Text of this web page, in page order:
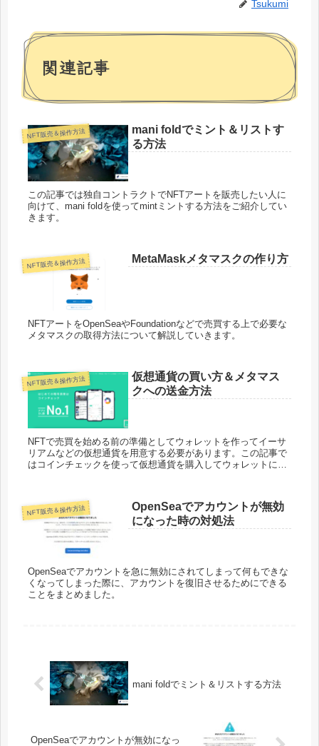
Tsukumi
関連記事
NFT販売＆操作方法
mani foldでミント＆リストす
る方法
この記事では独自コントラクトでNFTアートを販売したい人に
向けて、mani foldを使ってmintミントする方法をご紹介してい
きます。
NFT販売＆操作方法 MetaMaskメタマスクの作り方
NFTアートをOpenSeaやFoundationなどで売買する上で必要な
メタマスクの取得方法について解説していきます。
NFT販売＆操作方法
仮想通貨の買い方＆メタマス
クへの送金方法
NFTで売買を始める前の準備としてウォレットを作ってイーサ
リアムなどの仮想通貨を用意する必要があります。この記事で
はコインチェックを使って仮想通貨を購入してウォレットに移
NFT販売＆操作方法
OpenSeaでアカウントが無効
になった時の対処法
OpenSeaでアカウントを急に無効にされてしまって何もできな
くなってしまった際に、アカウントを復旧させるためにできる
ことをまとめました。
mani foldでミント＆リストする方法
OpenSeaでアカウントが無効になっ